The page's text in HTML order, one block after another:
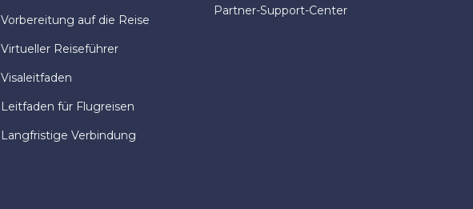
Vorbereitung auf die Reise
Virtueller Reiseführer
Visaleitfaden
Leitfaden für Flugreisen
Langfristige Verbindung
Partner-Support-Center